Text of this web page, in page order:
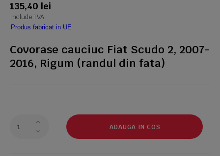
135,40 lei
Include TVA
Produs fabricat in UE
Covorase cauciuc Fiat Scudo 2, 2007-
2016, Rigum (randul din fata)
ADAUGA IN COS